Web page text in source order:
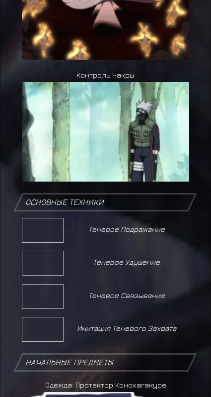
Контроль Чакры
ОСНОВНЫЕ ТЕХНИКИ
Теневое Подражание
Теневое Удушение
Теневое Связывание
Имитация Теневого Захвата
НАЧАЛЬНЫЕ ПРЕДМЕТЫ
Одежда: Протектор Конохагакуре